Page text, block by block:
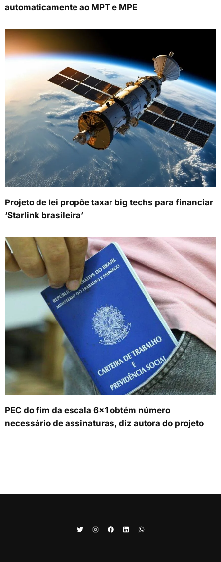
automaticamente ao MPT e MPE
Projeto de lei propõe taxar big techs para financiar
‘Starlink brasileira’
PEC do fim da escala 6×1 obtém número
necessário de assinaturas, diz autora do projeto